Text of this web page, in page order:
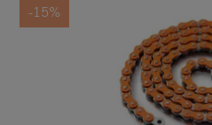
-15%